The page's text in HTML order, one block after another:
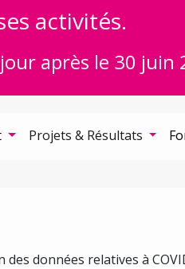
activités.
après le 30 juin
Projets & Résultats
données relatives à